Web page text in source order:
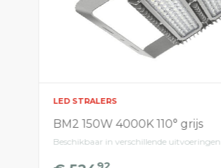
LED STRALERS
BM2 150W 4000K 110° grijs
Beschikbaar in verschillende uitvoeringen